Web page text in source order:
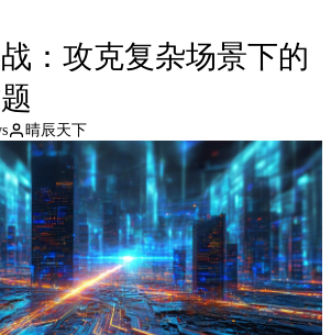
：攻克复杂场景下的
晴辰天下